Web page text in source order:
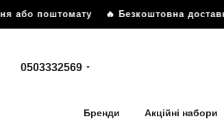
🔥 Безкоштовна доставка від
0503332569
Бренди Акційні набори